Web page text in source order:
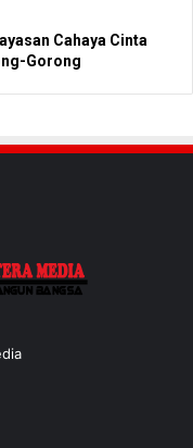
Cahaya Cinta
Gorong